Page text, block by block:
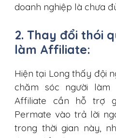
doanh nghiệp là chưa
2. Thay đổi thói
làm Affiliate:
Hiện tại Long thấy đội
chăm sóc người làm
Affiliate cần hỗ trợ
Permate vào trả lời
trong thời gian này,